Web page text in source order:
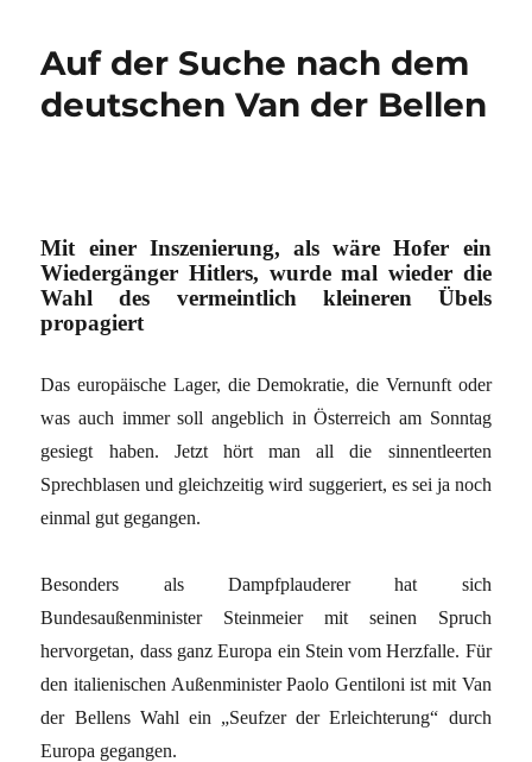
Auf der Suche nach dem
deutschen Van der Bellen
Mit einer Inszenierung, als wäre Hofer ein
Wiedergänger Hitlers, wurde mal wieder die
Wahl des vermeintlich kleineren Übels
propagiert
Das europäische Lager, die Demokratie, die Vernunft oder
was auch immer soll angeblich in Österreich am Sonntag
gesiegt haben. Jetzt hört man all die sinnentleerten
Sprechblasen und gleichzeitig wird suggeriert, es sei ja noch
einmal gut gegangen.
Besonders als Dampfplauderer hat sich
Bundesaußenminister Steinmeier mit seinen Spruch
hervorgetan, dass ganz Europa ein Stein vom Herzfalle. Für
den italienischen Außenminister Paolo Gentiloni ist mit Van
der Bellens Wahl ein „Seufzer der Erleichterung“ durch
Europa gegangen.